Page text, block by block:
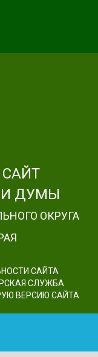
ДУМЫ
ОКРУГА
САЙТА
СЛУЖБА
ВЕРСИЮ САЙТА